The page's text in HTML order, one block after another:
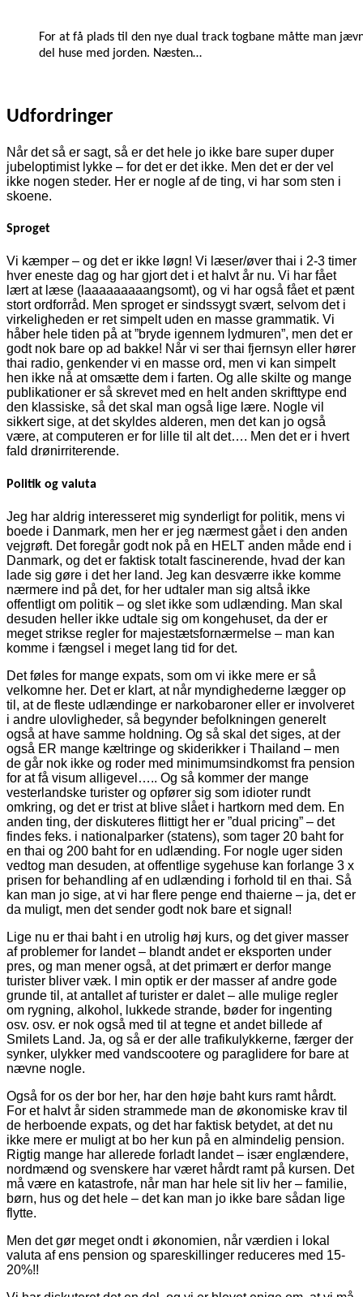
For at få plads til den nye dual track togbane måtte man
del huse med jorden. Næsten…
Udfordringer
Når det så er sagt, så er det hele jo ikke bare super duper
jubeloptimist lykke – for det er det ikke. Men det er der vel
ikke nogen steder. Her er nogle af de ting, vi har som sten i
skoene.
Sproget
Vi kæmper – og det er ikke løgn! Vi læser/øver thai i 2-3 timer
hver eneste dag og har gjort det i et halvt år nu. Vi har fået
lært at læse (laaaaaaaaangsomt), og vi har også fået et pænt
stort ordforråd. Men sproget er sindssygt svært, selvom det i
virkeligheden er ret simpelt uden en masse grammatik. Vi
håber hele tiden på at ”bryde igennem lydmuren”, men det er
godt nok bare op ad bakke! Når vi ser thai fjernsyn eller hører
thai radio, genkender vi en masse ord, men vi kan simpelt
hen ikke nå at omsætte dem i farten. Og alle skilte og mange
publikationer er så skrevet med en helt anden skrifttype end
den klassiske, så det skal man også lige lære. Nogle vil
sikkert sige, at det skyldes alderen, men det kan jo også
være, at computeren er for lille til alt det…. Men det er i hvert
fald drønirriterende.
Politik og valuta
Jeg har aldrig interesseret mig synderligt for politik, mens vi
boede i Danmark, men her er jeg nærmest gået i den anden
vejgrøft. Det foregår godt nok på en HELT anden måde end i
Danmark, og det er faktisk totalt fascinerende, hvad der kan
lade sig gøre i det her land. Jeg kan desværre ikke komme
nærmere ind på det, for her udtaler man sig altså ikke
offentligt om politik – og slet ikke som udlænding. Man skal
desuden heller ikke udtale sig om kongehuset, da der er
meget strikse regler for majestætsfornærmelse – man kan
komme i fængsel i meget lang tid for det.
Det føles for mange expats, som om vi ikke mere er så
velkomne her. Det er klart, at når myndighederne lægger op
til, at de fleste udlændinge er narkobaroner eller er involveret
i andre ulovligheder, så begynder befolkningen generelt
også at have samme holdning. Og så skal det siges, at der
også ER mange kæltringe og skiderikker i Thailand – men
de går nok ikke og roder med minimumsindkomst fra pension
for at få visum alligevel….. Og så kommer der mange
vesterlandske turister og opfører sig som idioter rundt
omkring, og det er trist at blive slået i hartkorn med dem. En
anden ting, der diskuteres flittigt her er ”dual pricing” – det
findes feks. i nationalparker (statens), som tager 20 baht for
en thai og 200 baht for en udlænding. For nogle uger siden
vedtog man desuden, at offentlige sygehuse kan forlange 3 x
prisen for behandling af en udlænding i forhold til en thai. Så
kan man jo sige, at vi har flere penge end thaierne – ja, det er
da muligt, men det sender godt nok bare et signal!
Lige nu er thai baht i en utrolig høj kurs, og det giver masser
af problemer for landet – blandt andet er eksporten under
pres, og man mener også, at det primært er derfor mange
turister bliver væk. I min optik er der masser af andre gode
grunde til, at antallet af turister er dalet – alle mulige regler
om rygning, alkohol, lukkede strande, bøder for ingenting
osv. osv. er nok også med til at tegne et andet billede af
Smilets Land. Ja, og så er der alle trafikulykkerne, færger der
synker, ulykker med vandscootere og paraglidere for bare at
nævne nogle.
Også for os der bor her, har den høje baht kurs ramt hårdt.
For et halvt år siden strammede man de økonomiske krav til
de herboende expats, og det har faktisk betydet, at det nu
ikke mere er muligt at bo her kun på en almindelig pension.
Rigtig mange har allerede forladt landet – især englændere,
nordmænd og svenskere har været hårdt ramt på kursen. Det
må være en katastrofe, når man har hele sit liv her – familie,
børn, hus og det hele – det kan man jo ikke bare sådan lige
flytte.
Men det gør meget ondt i økonomien, når værdien i lokal
valuta af ens pension og spareskillinger reduceres med 15-
20%!!